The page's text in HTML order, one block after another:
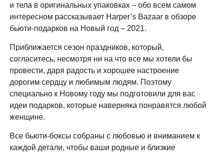
и тела в оригинальных упаковках – обо всем самом
интересном рассказывает Harper’s Bazaar в обзоре
бьюти-подарков на Новый год – 2021.
Приближается сезон праздников, который,
согласитесь, несмотря ни на что все мы хотели бы
провести, даря радость и хорошее настроение
дорогим сердцу и любимым людям. Поэтому
специально к Новому году мы подготовили для вас
идеи подарков, которые наверняка понравятся любой
женщине.
Все бьюти-боксы собраны с любовью и вниманием к
каждой детали, чтобы ваши родные и близкие